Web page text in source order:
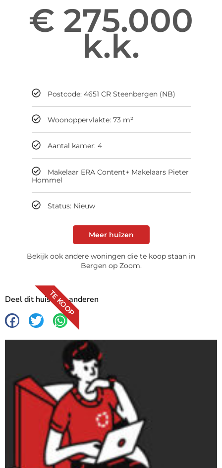
€ 275.000
k.k.
Postcode: 4651 CR Steenbergen (NB)
Woonoppervlakte: 73 m²
Aantal kamer: 4
Makelaar ERA Content+ Makelaars Pieter
Hommel
Status: Nieuw
Meer huizen
Bekijk ook andere woningen die te koop staan in
Bergen op Zoom.
TE KOOP
Deel dit huis met anderen